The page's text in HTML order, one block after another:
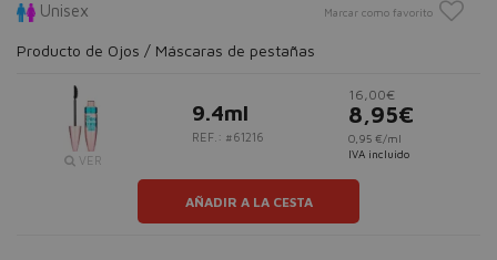
Unisex Marcar como favorito
Producto de Ojos / Máscaras de pestañas
VER
9.4ml
REF.: #61216
16,00€
8,95€
0,95 €/ml
IVA incluido
AÑADIR A LA CESTA